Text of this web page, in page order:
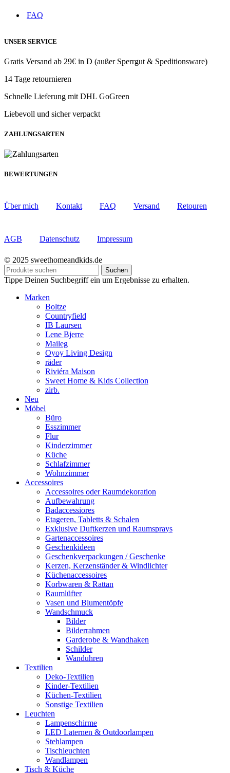
FAQ
UNSER SERVICE
Gratis Versand ab 29€ in D (außer Sperrgut & Speditionsware)
14 Tage retournieren
Schnelle Lieferung mit DHL GoGreen
Liebevoll und sicher verpackt
ZAHLUNGSARTEN
BEWERTUNGEN
Über mich Kontakt FAQ Versand Retouren
AGB Datenschutz Impressum
© 2025 sweethomeandkids.de
Suchen
Tippe Deinen Suchbegriff ein um Ergebnisse zu erhalten.
Marken
Boltze
Countryfield
IB Laursen
Lene Bjerre
Maileg
Oyoy Living Design
räder
Riviéra Maison
Sweet Home & Kids Collection
zirb.
Neu
Möbel
Büro
Esszimmer
Flur
Kinderzimmer
Küche
Schlafzimmer
Wohnzimmer
Accessoires
Accessoires oder Raumdekoration
Aufbewahrung
Badaccessiores
Etageren, Tabletts & Schalen
Exklusive Duftkerzen und Raumsprays
Gartenaccessoires
Geschenkideen
Geschenkverpackungen / Geschenke
Kerzen, Kerzenständer & Windlichter
Küchenaccessoires
Korbwaren & Rattan
Raumlüfter
Vasen und Blumentöpfe
Wandschmuck
Bilder
Bilderrahmen
Garderobe & Wandhaken
Schilder
Wanduhren
Textilien
Deko-Textilien
Kinder-Textilien
Küchen-Textilien
Sonstige Textilien
Leuchten
Lampenschirme
LED Laternen & Outdoorlampen
Stehlampen
Tischleuchten
Wandlampen
Tisch & Küche